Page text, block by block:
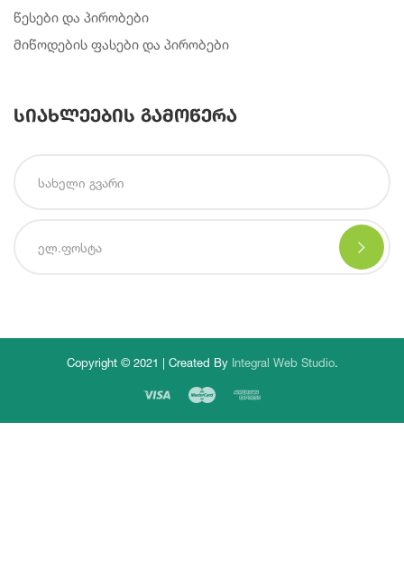
წესები და პირობები
მიწოდების ფასები და პირობები
სიახლეების გამოწერა
Copyright © 2021 | Created By Integral Web Studio.